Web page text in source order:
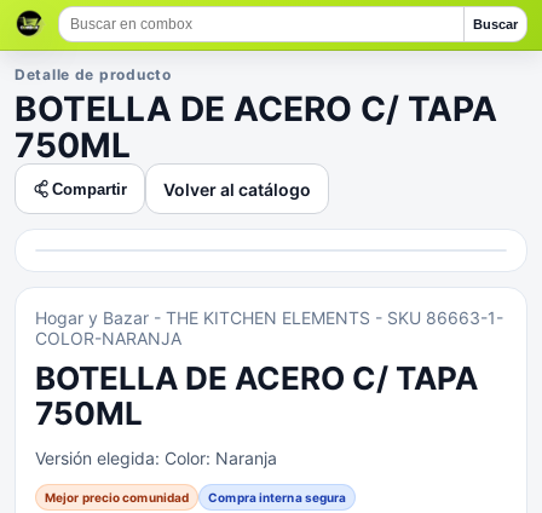
Buscar
Detalle de producto
BOTELLA DE ACERO C/ TAPA
750ML
Compartir Volver al catálogo
Hogar y Bazar - THE KITCHEN ELEMENTS - SKU 86663-1-
COLOR-NARANJA
BOTELLA DE ACERO C/ TAPA
750ML
Versión elegida: Color: Naranja
Mejor precio comunidad Compra interna segura